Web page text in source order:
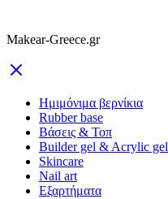
Makear-Greece.gr
Ημιμόνιμα βερνίκια
Rubber base
Βάσεις & Τοπ
Builder gel & Acrylic gel
Skincare
Nail art
Εξαρτήματα